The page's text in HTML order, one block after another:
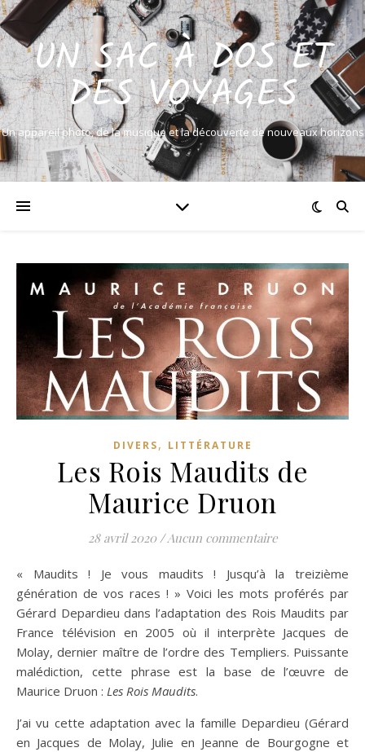
UN SAC À DOS ET
DES VOYAGES
Un appareil photo, de la musique et la découverte de nouveaux horizons
DIVERS, LITTÉRATURE
Les Rois Maudits de
Maurice Druon
28 avril 2020 /Aucun commentaire
« Maudits ! Je vous maudits ! Jusqu’à la treizième
génération de vos races ! » Voici les mots proférés par
Gérard Depardieu dans l’adaptation des Rois Maudits par
France télévision en 2005 où il interprète Jacques de
Molay, dernier maître de l’ordre des Templiers. Puissante
malédiction, cette phrase est la base de l’œuvre de
Maurice Druon : Les Rois Maudits.
J’ai vu cette adaptation avec la famille Depardieu (Gérard
en Jacques de Molay, Julie en Jeanne de Bourgogne et